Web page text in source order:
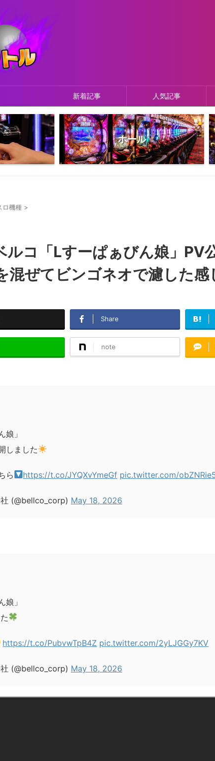
新着記事 人気記事
ホール
ロ機種 >
ルコ「Lすーぱぁびん娘」PV
混ぜてビンゴネオで濾した
Share
note
娘」
しました
ら https://t.co/JYQXvYmeGf pic.twitter.com/
(@bellco_corp) May 18, 2026
娘」
https://t.co/PubvwTpB4Z pic.twitter.com/2yLJGGy7KV
(@bellco_corp) May 18, 2026